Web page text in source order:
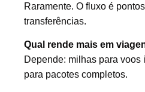
Raramente. O fluxo é
transferências.
Qual rende mais em
Depende: milhas para
para pacotes completos.